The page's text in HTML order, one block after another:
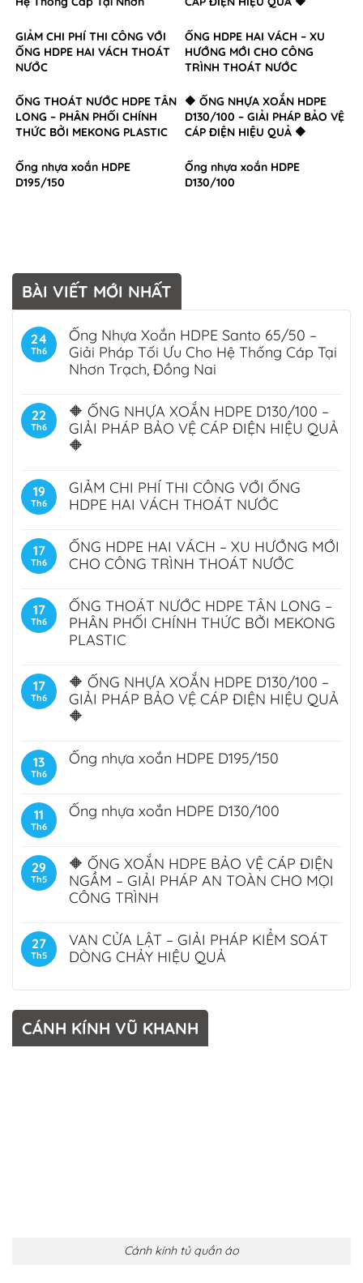
GIẢM CHI PHÍ THI CÔNG VỚI
ỐNG HDPE HAI VÁCH THOÁT
NƯỚC
ỐNG HDPE HAI VÁCH – XU
HƯỚNG MỚI CHO CÔNG
TRÌNH THOÁT NƯỚC
ỐNG THOÁT NƯỚC HDPE TÂN
LONG – PHÂN PHỐI CHÍNH
THỨC BỞI MEKONG PLASTIC
🔶 ỐNG NHỰA XOẮN HDPE
D130/100 – GIẢI PHÁP BẢO VỆ
CÁP ĐIỆN HIỆU QUẢ 🔶
Ống nhựa xoắn HDPE
D195/150
Ống nhựa xoắn HDPE
D130/100
BÀI VIẾT MỚI NHẤT
24
Th6
Ống Nhựa Xoắn HDPE Santo 65/50 –
Giải Pháp Tối Ưu Cho Hệ Thống Cáp Tại
Nhơn Trạch, Đồng Nai
22
Th6
🔶 ỐNG NHỰA XOẮN HDPE D130/100 –
GIẢI PHÁP BẢO VỆ CÁP ĐIỆN HIỆU QUẢ
🔶
19
Th6
GIẢM CHI PHÍ THI CÔNG VỚI ỐNG
HDPE HAI VÁCH THOÁT NƯỚC
17
Th6
ỐNG HDPE HAI VÁCH – XU HƯỚNG MỚI
CHO CÔNG TRÌNH THOÁT NƯỚC
17
Th6
ỐNG THOÁT NƯỚC HDPE TÂN LONG –
PHÂN PHỐI CHÍNH THỨC BỞI MEKONG
PLASTIC
17
Th6
🔶 ỐNG NHỰA XOẮN HDPE D130/100 –
GIẢI PHÁP BẢO VỆ CÁP ĐIỆN HIỆU QUẢ
🔶
13
Th6
Ống nhựa xoắn HDPE D195/150
11
Th6
Ống nhựa xoắn HDPE D130/100
29
Th5
🔶 ỐNG XOẮN HDPE BẢO VỆ CÁP ĐIỆN
NGẦM – GIẢI PHÁP AN TOÀN CHO MỌI
CÔNG TRÌNH
27
Th5
VAN CỬA LẬT – GIẢI PHÁP KIỂM SOÁT
DÒNG CHẢY HIỆU QUẢ
CÁNH KÍNH VŨ KHANH
Cánh kính tủ quần áo